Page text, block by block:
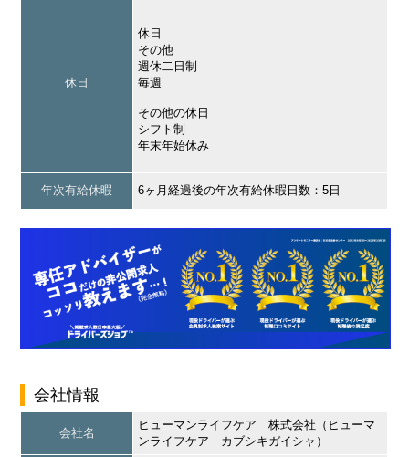
休日
休日
その他
週休二日制
毎週
その他の休日
シフト制
年末年始休み
年次有給休暇 6ヶ月経過後の年次有給休暇日数：5日
会社情報
会社名
ヒューマンライフケア 株式会社（ヒューマ
ンライフケア カブシキガイシャ）